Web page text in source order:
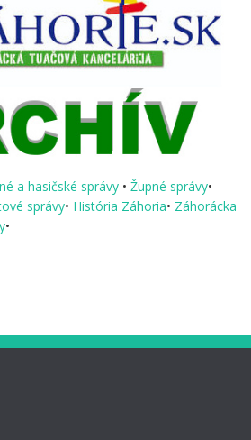
a hasičské správy • Župné správy•
správy• História Záhoria• Záhorácka
•